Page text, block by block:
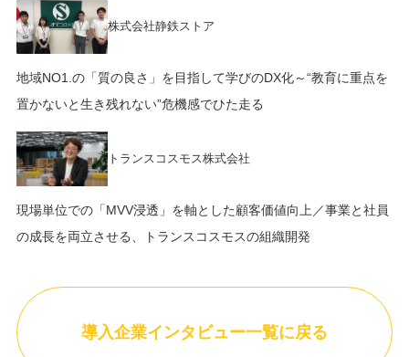
株式会社静鉄ストア
地域NO1.の「質の良さ」を目指して学びのDX化～“教育に重点を
置かないと生き残れない”危機感でひた走る
トランスコスモス株式会社
現場単位での「MVV浸透」を軸とした顧客価値向上／事業と社員
の成長を両立させる、トランスコスモスの組織開発
導入企業インタビュー一覧に戻る